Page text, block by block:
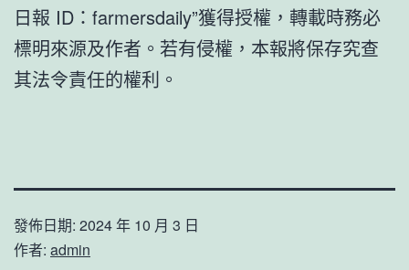
日報 ID：farmersdaily”獲得授權，轉載時務必
標明來源及作者。若有侵權，本報將保存究查
其法令責任的權利。
發佈日期: 2024 年 10 月 3 日
作者: admin